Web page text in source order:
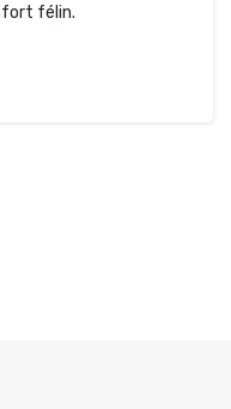
félin.